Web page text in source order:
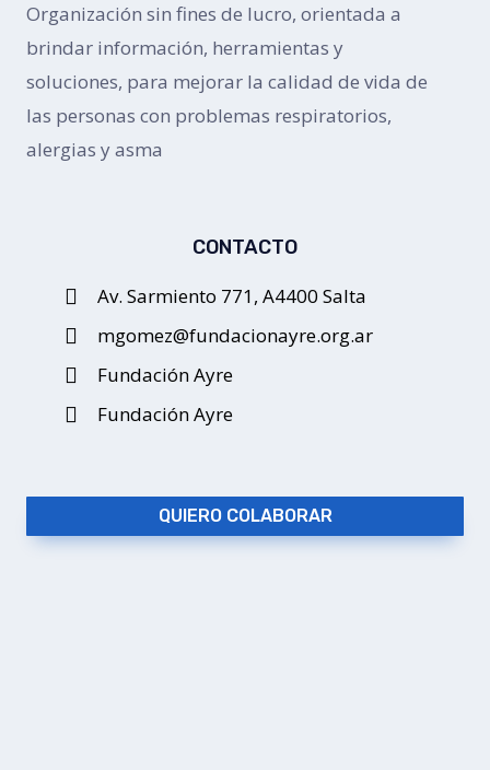
Organización sin fines de lucro, orientada a
brindar información, herramientas y
soluciones, para mejorar la calidad de vida de
las personas con problemas respiratorios,
alergias y asma
CONTACTO
Av. Sarmiento 771, A4400 Salta
mgomez@fundacionayre.org.ar
Fundación Ayre
Fundación Ayre
QUIERO COLABORAR